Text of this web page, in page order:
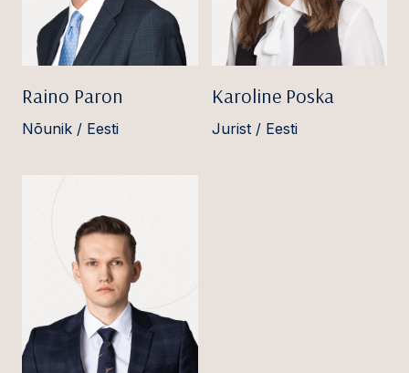
Raino Paron
Nõunik / Eesti
Karoline Poska
Jurist / Eesti